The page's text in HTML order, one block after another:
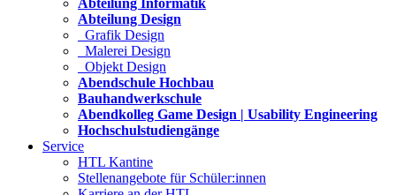
Abteilung Informatik
Abteilung Design
Grafik Design
Malerei Design
Objekt Design
Abendschule Hochbau
Bauhandwerkschule
Abendkolleg Game Design | Usability Engineering
Hochschulstudiengänge
Service
HTL Kantine
Stellenangebote für Schüler:innen